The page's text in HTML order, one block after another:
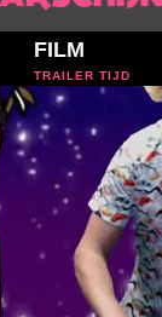
FILM
TRAILER TIJD